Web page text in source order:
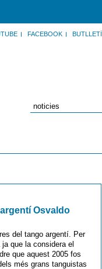
FACEBOOK BUTLLETÍ
Osvaldo
del tango argentí. Per
que la considera el
que aquest 2005 fos
més grans tanguistas